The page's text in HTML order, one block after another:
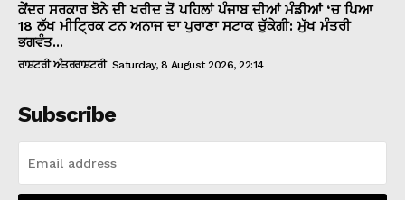
ਕੇਂਦਰ ਸਰਕਾਰ ਝੋਨੇ ਦੀ ਖਰੀਦ ਤੋਂ ਪਹਿਲਾਂ ਪੰਜਾਬ ਦੀਆਂ ਮੰਡੀਆਂ ‘ਚ ਪਿਆ
18 ਲੱਖ ਮੀਟ੍ਰਿਕ ਟਨ ਅਨਾਜ ਦਾ ਪੁਰਾਣਾ ਸਟਾਕ ਚੁੱਕੇਗੀ: ਮੁੱਖ ਮੰਤਰੀ
ਭਗਵੰਤ...
ਰਾਸ਼ਟਰੀ ਅੰਤਰਰਾਸ਼ਟਰੀ Saturday, 8 August 2026, 22:14
Subscribe